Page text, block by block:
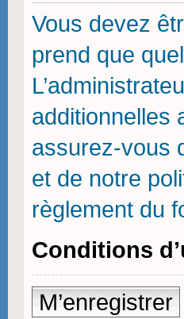
Vous devez
prend que
additionnelles
assurez-vous
et de notre
règlement du
Conditions
M’enregistrer